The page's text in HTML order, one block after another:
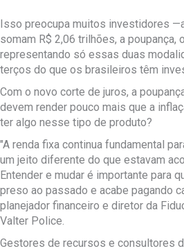
Isso preocupa muitos investidores
somam R$ 2,06 trilhões, a poupança,
representando só essas duas
terços do que os brasileiros têm
Com o novo corte de juros, a
devem render pouco mais que a
ter algo nesse tipo de produto?
"A renda fixa continua fundamental
um jeito diferente do que estavam
Entender e mudar é importante para
preso ao passado e acabe pagando
planejador financeiro e diretor da
Valter Police.
Gestores de recursos e consultores